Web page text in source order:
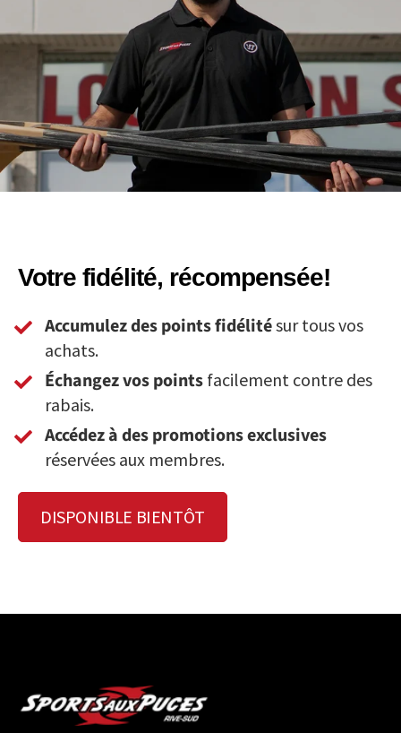
Votre fidélité, récompensée!
Accumulez des points fidélitésur tous vos
achats.
Échangez vos points facilement contre des
rabais.
Accédez à des promotions exclusives
réservées aux membres.
DISPONIBLE BIENTÔT